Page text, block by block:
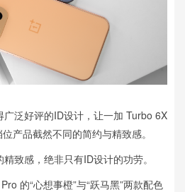
泛好评的ID设计，让一加 Turbo 6X
产品截然不同的简约与精致感。
致感，绝非只有ID设计的功劳。
的“心想事橙”与“跃马黑”两款配色